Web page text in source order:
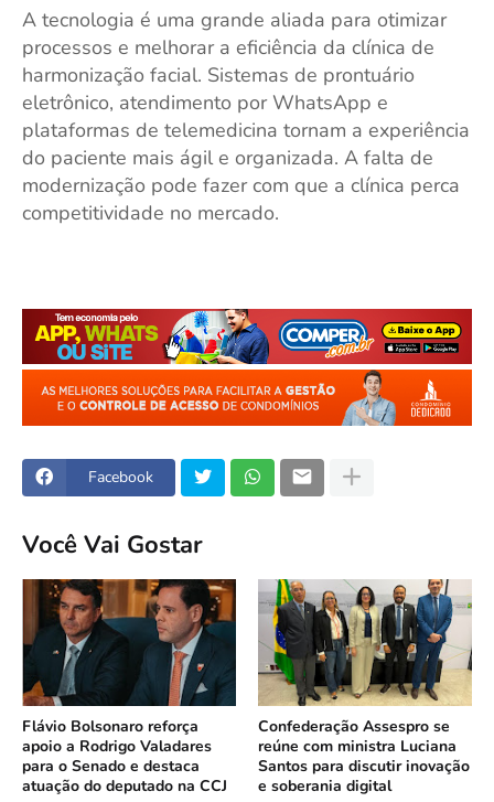
A tecnologia é uma grande aliada para otimizar
processos e melhorar a eficiência da clínica de
harmonização facial. Sistemas de prontuário
eletrônico, atendimento por WhatsApp e
plataformas de telemedicina tornam a experiência
do paciente mais ágil e organizada. A falta de
modernização pode fazer com que a clínica perca
competitividade no mercado.
Facebook
Você Vai Gostar
Flávio Bolsonaro reforça
apoio a Rodrigo Valadares
para o Senado e destaca
atuação do deputado na CCJ
Confederação Assespro se
reúne com ministra Luciana
Santos para discutir inovação
e soberania digital